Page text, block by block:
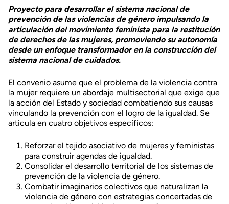
Proyecto para desarrollar el sistema nacional de
prevención de las violencias de género impulsando la
articulación del movimiento feminista para la restitución
de derechos de las mujeres, promoviendo su autonomía
desde un enfoque transformador en la construcción del
sistema nacional de cuidados.
El convenio asume que el problema de la violencia contra
la mujer requiere un abordaje multisectorial que exige que
la acción del Estado y sociedad combatiendo sus causas
vinculando la prevención con el logro de la igualdad. Se
articula en cuatro objetivos específicos:
Reforzar el tejido asociativo de mujeres y feministas
para construir agendas de igualdad.
Consolidar el desarrollo territorial de los sistemas de
prevención de la violencia de género.
Combatir imaginarios colectivos que naturalizan la
violencia de género con estrategias concertadas de